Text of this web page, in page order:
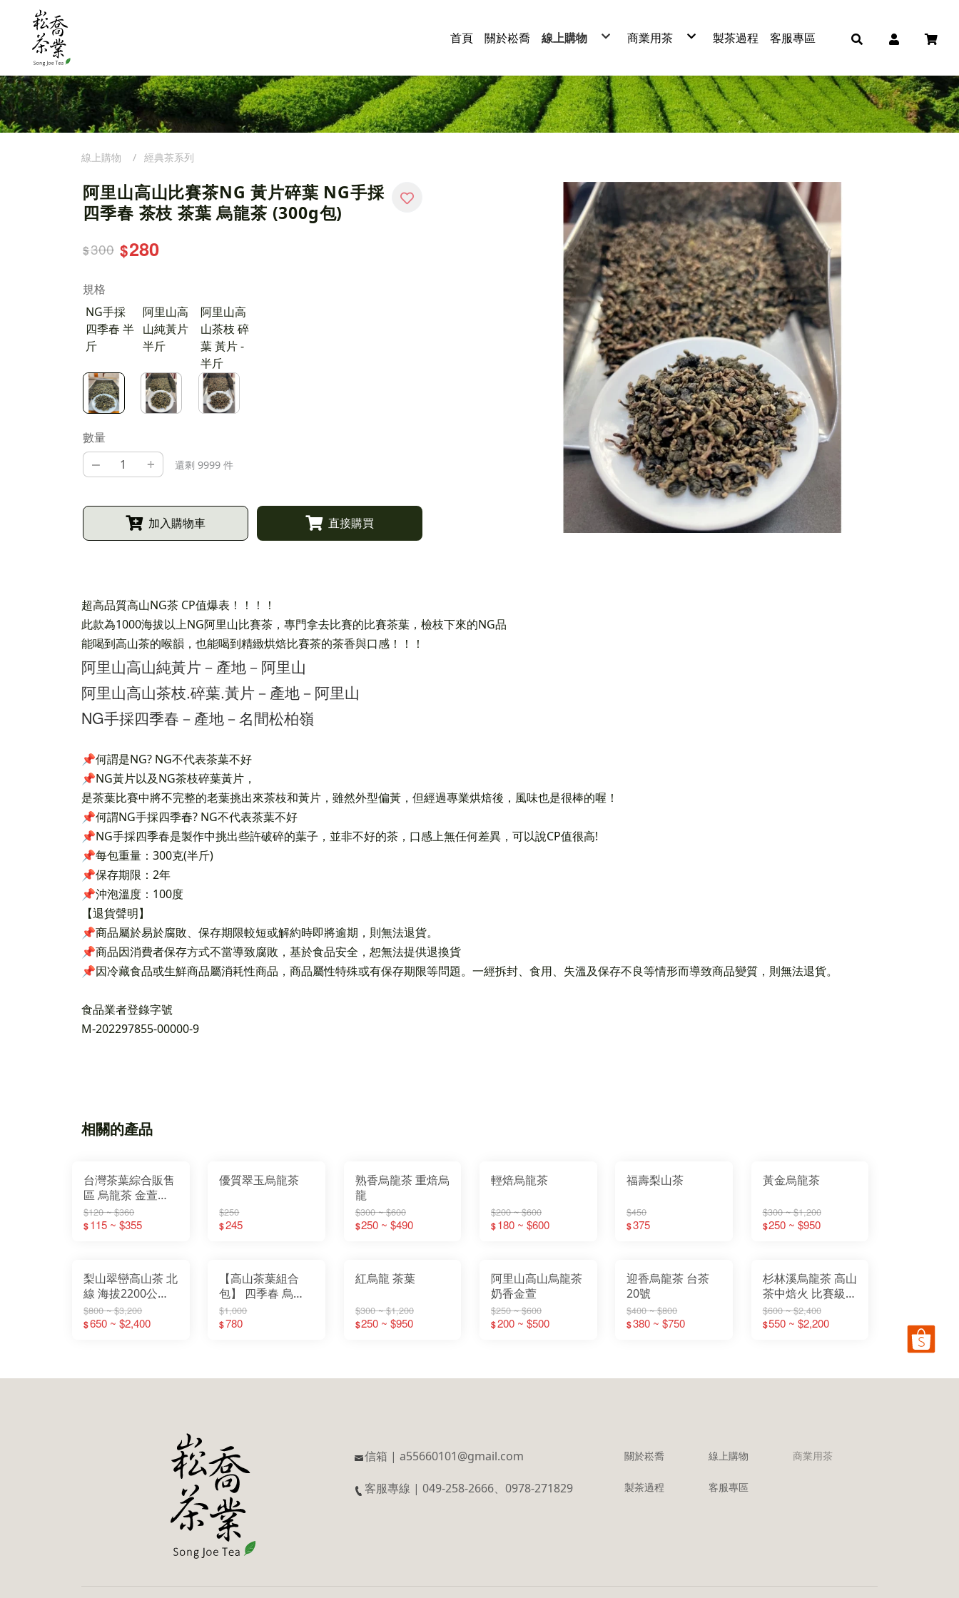
首頁 關於崧喬 線上購物
綠茶
白茶
蕎麥茶
茶葉禮盒
茶包系列
茶粉系列
經典茶系列
商業用茶
烏龍茶
免濾茶包
冷泡茶包
普洱茶
蕎麥茶
製茶過程 客服專區
阿里山高山比賽茶NG 黃片碎葉 NG手採
四季春 茶枝 茶葉 烏龍茶 (300g包)
$300 $280
規格
NG手採
四季春 半
斤
阿里山高
山純黃片
半斤
阿里山高
山茶枝 碎
葉 黃片 -
半斤
數量
– + 還剩 9999 件
加入購物車 直接購買
超高品質高山NG茶 CP值爆表！！！！
此款為1000海拔以上NG阿里山比賽茶，專門拿去比賽的比賽茶葉，檢枝下來的NG品
能喝到高山茶的喉韻，也能喝到精緻烘焙比賽茶的茶香與口感！！！
阿里山高山純黃片－產地－阿里山
阿里山高山茶枝.碎葉.黃片－產地－阿里山
NG手採四季春－產地－名間松柏嶺
📌何謂是NG? NG不代表茶葉不好
📌NG黃片以及NG茶枝碎葉黃片，
是茶葉比賽中將不完整的老葉挑出來茶枝和黃片，雖然外型偏黃，但經過專業烘焙後，風味也是很棒的喔！
📌何謂NG手採四季春? NG不代表茶葉不好
📌NG手採四季春是製作中挑出些許破碎的葉子，並非不好的茶，口感上無任何差異，可以說CP值很高!
📌每包重量：300克(半斤)
📌保存期限：2年
📌沖泡溫度：100度
【退貨聲明】
📌商品屬於易於腐敗、保存期限較短或解約時即將逾期，則無法退貨。
📌商品因消費者保存方式不當導致腐敗，基於食品安全，恕無法提供退換貨
📌因冷藏食品或生鮮商品屬消耗性商品，商品屬性特殊或有保存期限等問題。一經拆封、食用、失溫及保存不良等情形而導致商品變質，則無法退貨。
食品業者登錄字號
M-202297855-00000-9
相關的產品
台灣茶葉綜合販售
區 烏龍茶 金萱茶
四季春 翠玉茶 綠
茶 紅茶
$120 ~ $360
$115 ~ $355
優質翠玉烏龍茶
$250
$245
熟香烏龍茶 重焙烏
龍
$300 ~ $600
$250 ~ $490
輕焙烏龍茶
$200 ~ $600
$180 ~ $600
福壽梨山茶
$450
$375
黃金烏龍茶
$300 ~ $1,200
$250 ~ $950
梨山翠巒高山茶 北
線 海拔2200公尺
烏龍茶
$800 ~ $3,200
$650 ~ $2,400
【高山茶葉組合
包】 四季春 烏龍
金萱 翠玉 半斤
$1,000
$780
紅烏龍 茶葉
$300 ~ $1,200
$250 ~ $950
阿里山高山烏龍茶
奶香金萱
$250 ~ $600
$200 ~ $500
迎香烏龍茶 台茶
20號
$400 ~ $800
$380 ~ $750
杉林溪烏龍茶 高山
茶中焙火 比賽級焙
火
$600 ~ $2,400
$550 ~ $2,200
線上購物 經典茶系列
信箱 | a55660101@gmail.com
客服專線 | 049-258-2666、0978-271829
關於崧喬 線上購物 商業用茶
製茶過程 客服專區